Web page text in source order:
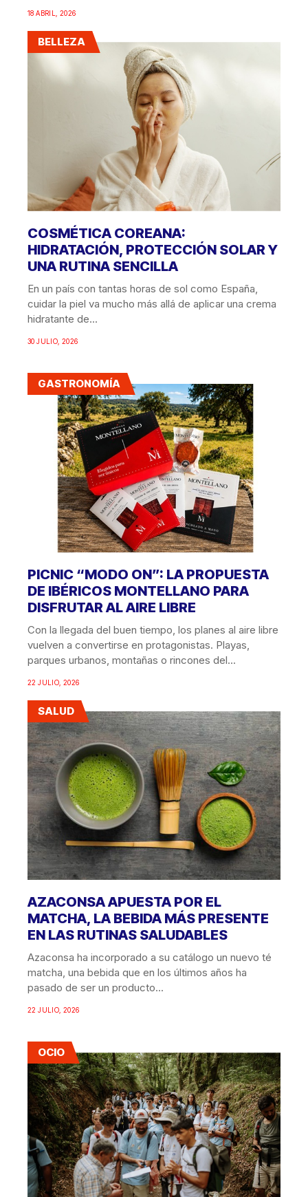
18 ABRIL, 2026
BELLEZA
COSMÉTICA COREANA:
HIDRATACIÓN, PROTECCIÓN SOLAR Y
UNA RUTINA SENCILLA
En un país con tantas horas de sol como España,
cuidar la piel va mucho más allá de aplicar una crema
hidratante de...
30 JULIO, 2026
GASTRONOMÍA
PICNIC “MODO ON”: LA PROPUESTA
DE IBÉRICOS MONTELLANO PARA
DISFRUTAR AL AIRE LIBRE
Con la llegada del buen tiempo, los planes al aire libre
vuelven a convertirse en protagonistas. Playas,
parques urbanos, montañas o rincones del...
22 JULIO, 2026
SALUD
AZACONSA APUESTA POR EL
MATCHA, LA BEBIDA MÁS PRESENTE
EN LAS RUTINAS SALUDABLES
Azaconsa ha incorporado a su catálogo un nuevo té
matcha, una bebida que en los últimos años ha
pasado de ser un producto...
22 JULIO, 2026
OCIO